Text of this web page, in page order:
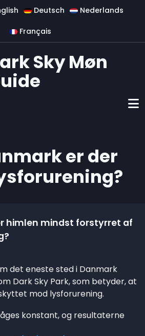
Deutsch Nederlands
Français
Sky Møn
er der
himlen mindst forstyrret af
det eneste sted i Danmark
Dark Sky Park, som betyder, at
mod lysforurening.
konstant, og resultaterne